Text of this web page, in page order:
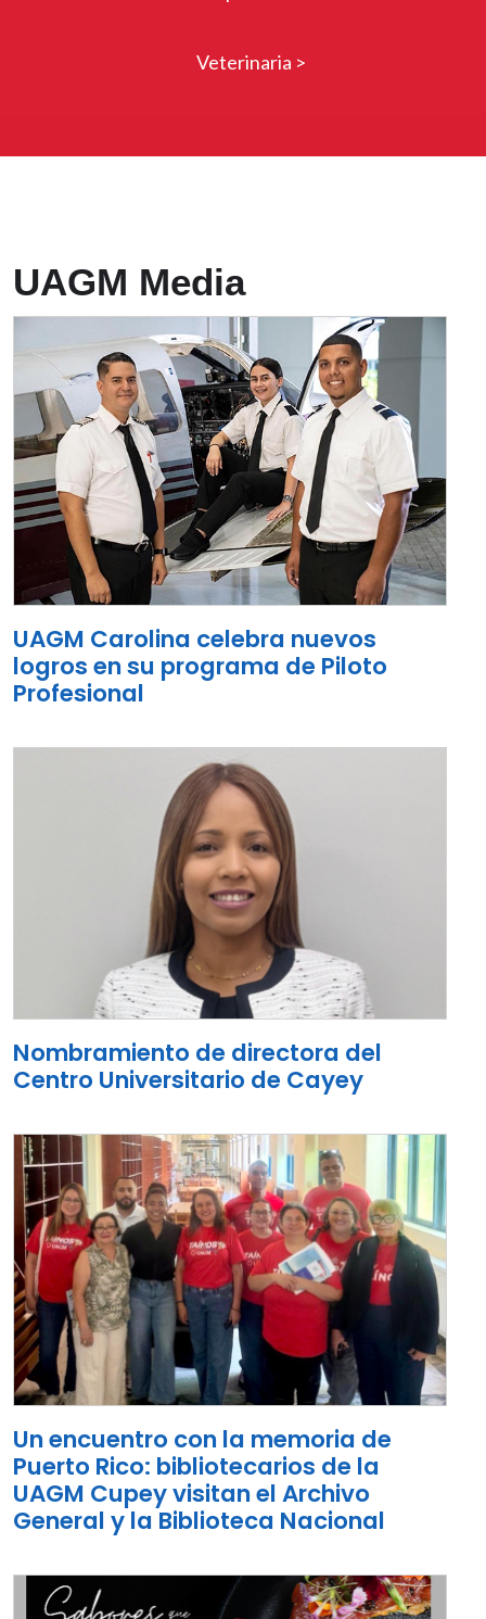
Veterinaria >
UAGM Media
UAGM Carolina celebra nuevos
logros en su programa de Piloto
Profesional
Nombramiento de directora del
Centro Universitario de Cayey
Un encuentro con la memoria de
Puerto Rico: bibliotecarios de la
UAGM Cupey visitan el Archivo
General y la Biblioteca Nacional